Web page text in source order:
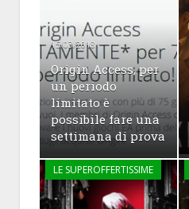
15/03/2018
Origin Access, per
un periodo
limitato è
possibile fare una
settimana di prova
LE SUPEROFFERTISSIME